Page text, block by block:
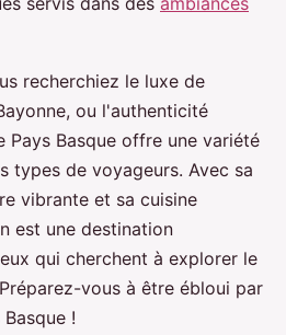
recherchiez le luxe de
ou l'authenticité
Pays Basque offre une variété
types de voyageurs. Avec sa
vibrante et sa cuisine
est une destination
qui cherchent à explorer le
vous à être ébloui par
!